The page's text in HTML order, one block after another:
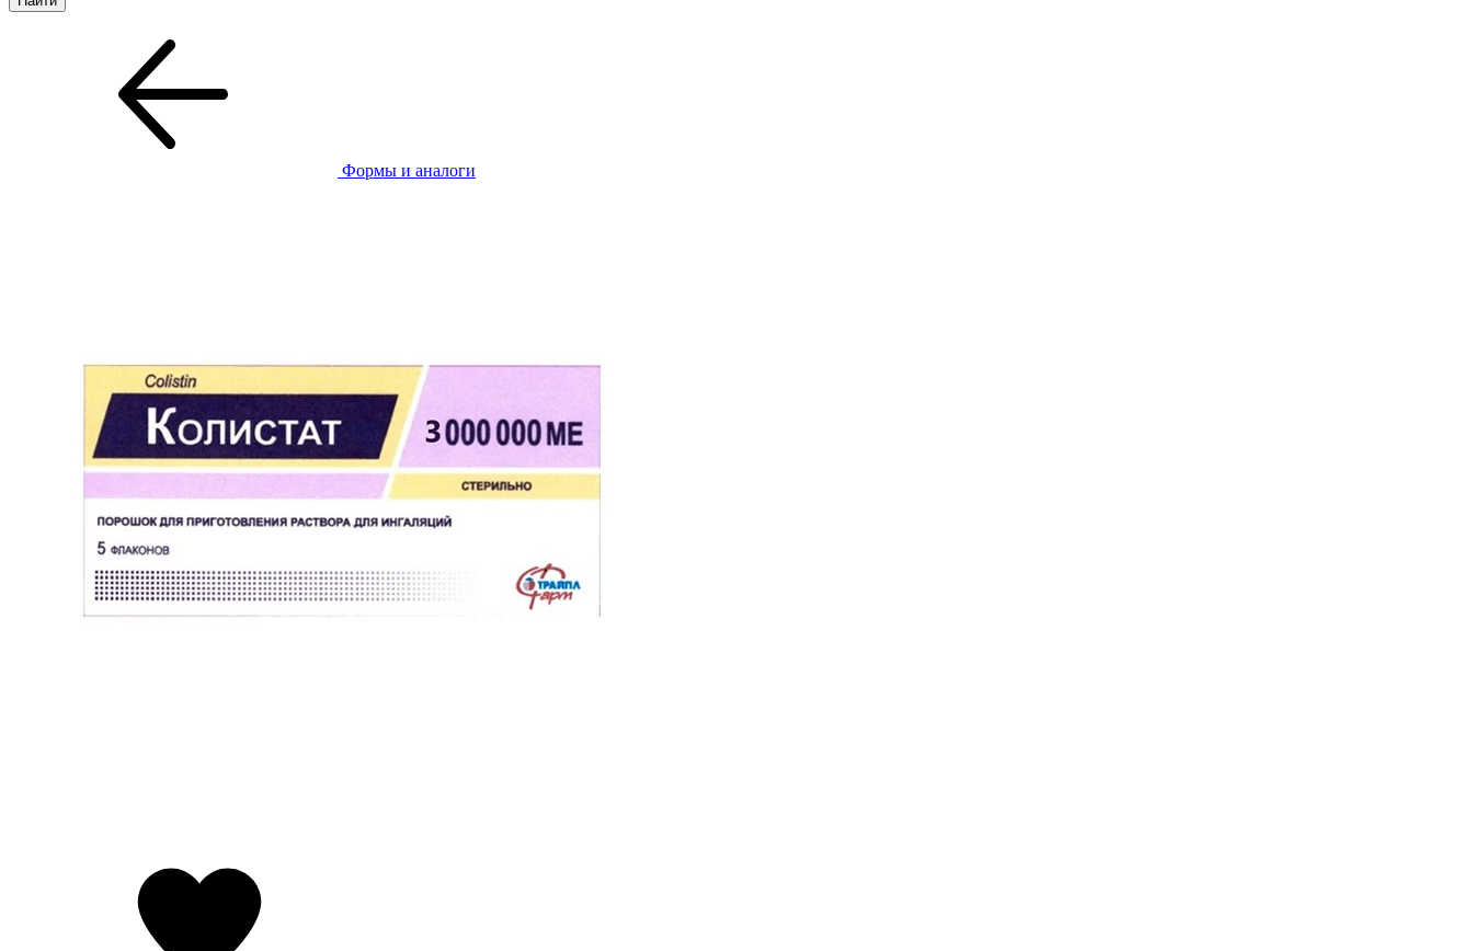
Формы и аналоги